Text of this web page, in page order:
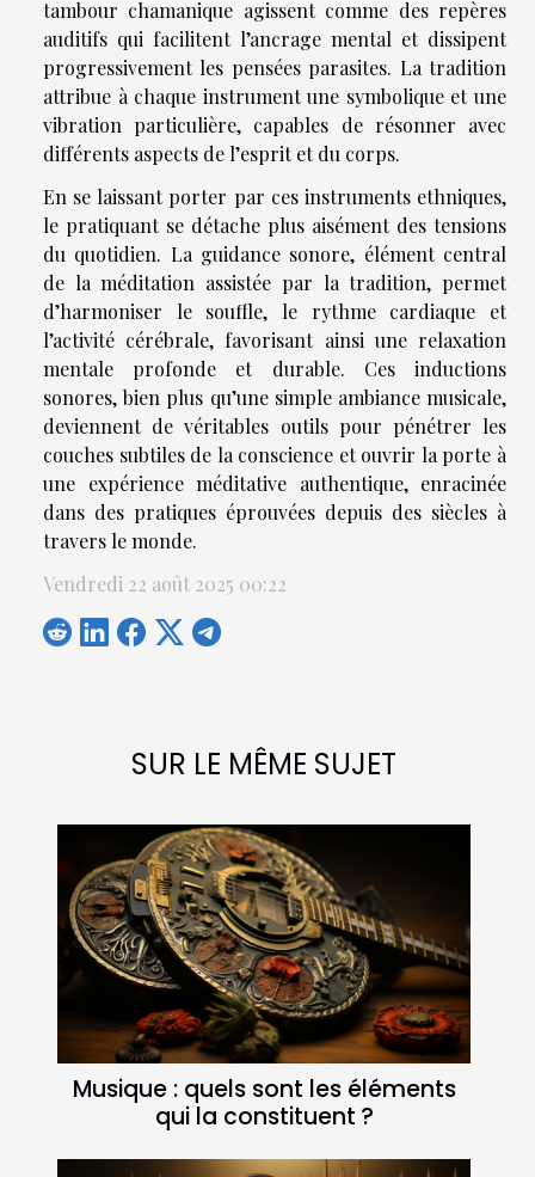
SUR LE MÊME SUJET
Musique : quels sont les éléments
qui la constituent ?
tambour chamanique agissent comme des repères
auditifs qui facilitent l’ancrage mental et dissipent
progressivement les pensées parasites. La tradition
attribue à chaque instrument une symbolique et une
vibration particulière, capables de résonner avec
différents aspects de l’esprit et du corps.
En se laissant porter par ces instruments ethniques,
le pratiquant se détache plus aisément des tensions
du quotidien. La guidance sonore, élément central
de la méditation assistée par la tradition, permet
d’harmoniser le souffle, le rythme cardiaque et
l’activité cérébrale, favorisant ainsi une relaxation
mentale profonde et durable. Ces inductions
sonores, bien plus qu’une simple ambiance musicale,
deviennent de véritables outils pour pénétrer les
couches subtiles de la conscience et ouvrir la porte à
une expérience méditative authentique, enracinée
dans des pratiques éprouvées depuis des siècles à
travers le monde.
Vendredi 22 août 2025 00:22